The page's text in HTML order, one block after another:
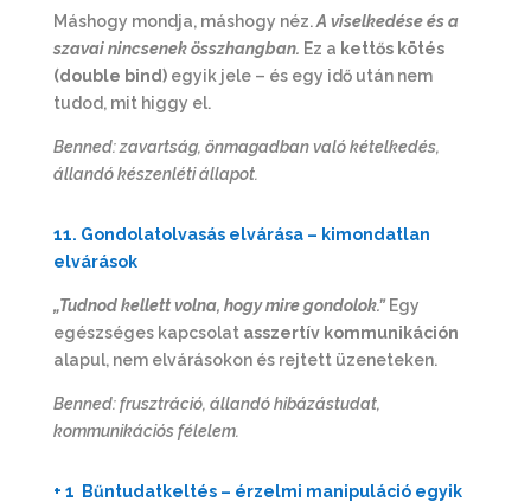
Máshogy mondja, máshogy néz.A viselkedése és a
szavai nincsenek összhangban. Ez a kettős kötés
(double bind)egyik jele – és egy idő után nem
tudod, mit higgy el.
Benned: zavartság, önmagadban való kételkedés,
állandó készenléti állapot.
11. Gondolatolvasás elvárása – kimondatlan
elvárások
„Tudnod kellett volna, hogy mire gondolok.”Egy
egészséges kapcsolat asszertív kommunikáción
alapul, nem elvárásokon és rejtett üzeneteken.
Benned: frusztráció, állandó hibázástudat,
kommunikációs félelem.
+ 1 Bűntudatkeltés– érzelmi manipuláció egyik